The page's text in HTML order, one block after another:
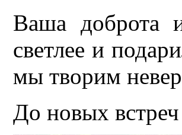
Ваша доброта
светлее и
мы творим
До новых